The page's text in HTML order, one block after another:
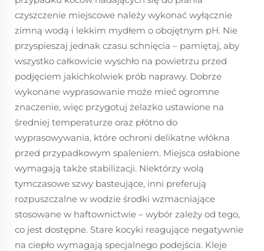
czyszczenie miejscowe należy wykonać wyłącznie
zimną wodą i lekkim mydłem o obojętnym pH. Nie
przyspieszaj jednak czasu schnięcia – pamiętaj, aby
wszystko całkowicie wyschło na powietrzu przed
podjęciem jakichkolwiek prób naprawy. Dobrze
wykonane wyprasowanie może mieć ogromne
znaczenie, więc przygotuj żelazko ustawione na
średniej temperaturze oraz płótno do
wyprasowywania, które ochroni delikatne włókna
przed przypadkowym spaleniem. Miejsca osłabione
wymagają także stabilizacji. Niektórzy wolą
tymczasowe szwy basteujące, inni preferują
rozpuszczalne w wodzie środki wzmacniające
stosowane w haftownictwie – wybór zależy od tego,
co jest dostępne. Stare kocyki reagujące negatywnie
na ciepło wymagają specjalnego podejścia. Kleje